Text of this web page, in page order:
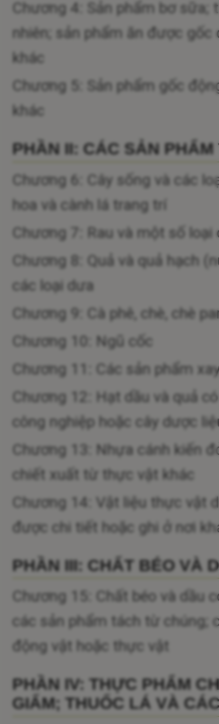
Chương 4: Sản phẩm bơ
nhiên; sản phẩm ăn được
khác
Chương 5: Sản phẩm gốc
khác
PHẦN II: CÁC SẢN
Chương 6: Cây sống và các
hoa và cành lá trang trí
Chương 7: Rau và một số
Chương 8: Quả và quả hạch
các loại dưa
Chương 9: Cà phê, chè, chè
Chương 10: Ngũ cốc
Chương 11: Các sản phẩm
Chương 12: Hạt dầu và quả
công nghiệp hoặc cây dược
Chương 13: Nhựa cánh kiến
chiết xuất từ thực vật khác
Chương 14: Vật liệu thực vật
được chi tiết hoặc ghi ở nơi
PHẦN III: CHẤT BÉO VÀ
Chương 15: Chất béo và dầu
các sản phẩm tách từ chúng;
động vật hoặc thực vật
PHẦN IV: THỰC PHẨM
GIẤM; THUỐC LÁ VÀ